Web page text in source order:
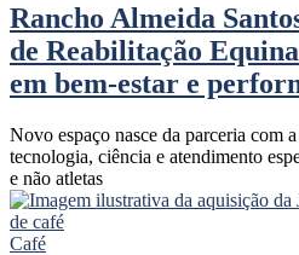
Rancho Almeida
de Reabilitação
em bem-estar e
Novo espaço nasce da parceria com
tecnologia, ciência e atendimento
e não atletas
Café